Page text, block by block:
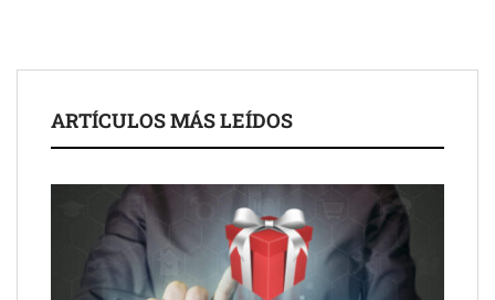
Schaeffler mejora su rentabilidad en el primer semestre de 2026
NOVA: innovación y diseño que transforman espacios de la
ARTÍCULOS MÁS LEÍDOS